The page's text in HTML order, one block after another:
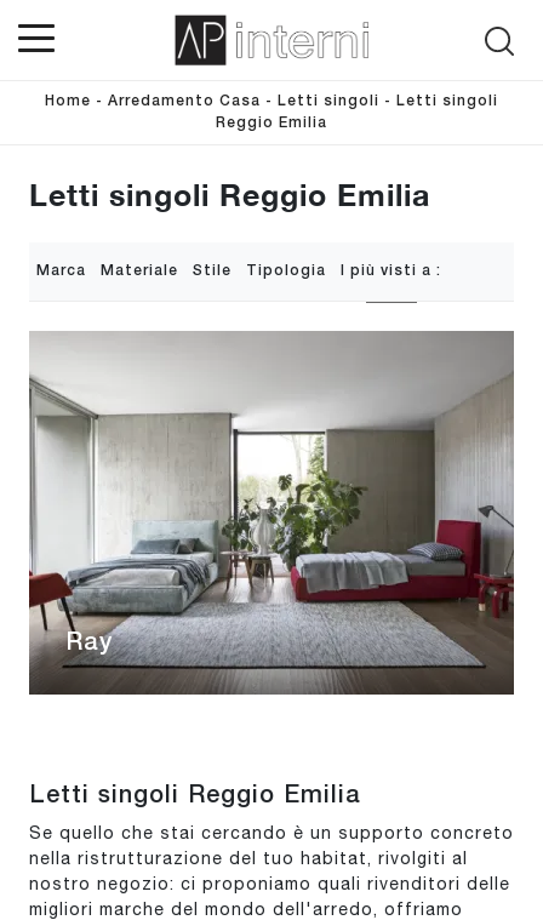
Home - Arredamento Casa - Letti singoli -
Letti singoli
Reggio Emilia
Letti singoli Reggio Emilia
Marca Materiale Stile Tipologia I più visti a :
Ray
Letti singoli Reggio Emilia
Se quello che stai cercando è un supporto concreto
nella ristrutturazione del tuo habitat, rivolgiti al
nostro negozio: ci proponiamo quali rivenditori delle
migliori marche del mondo dell'arredo, offriamo